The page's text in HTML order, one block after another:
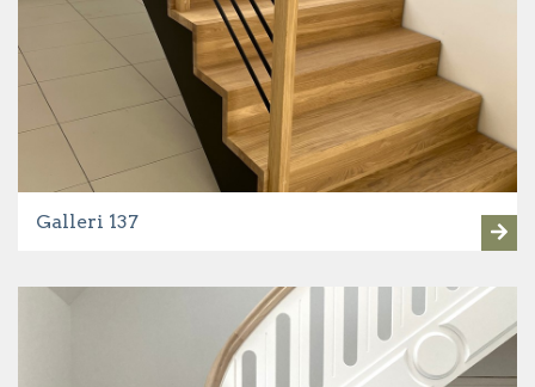
Galleri 137